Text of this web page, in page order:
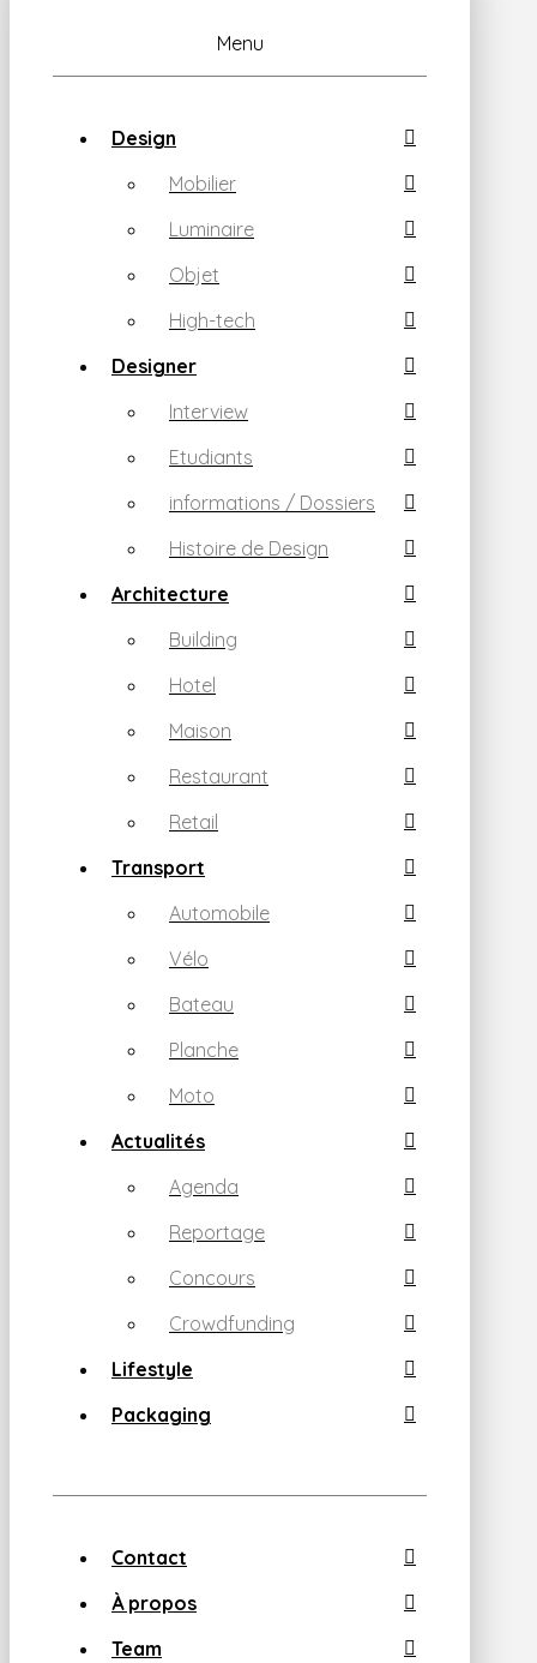
Menu
Design
Mobilier
Luminaire
Objet
High-tech
Designer
Interview
Etudiants
informations / Dossiers
Histoire de Design
Architecture
Building
Hotel
Maison
Restaurant
Retail
Transport
Automobile
Vélo
Bateau
Planche
Moto
Actualités
Agenda
Reportage
Concours
Crowdfunding
Lifestyle
Packaging
Contact
À propos
Team